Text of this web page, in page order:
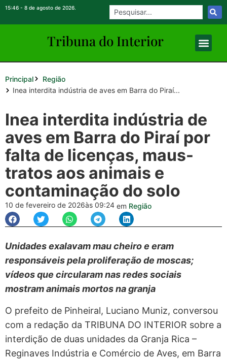
15:46 - 8 de agosto de 2026.
Tribuna do Interior
Principal
Região
Inea interdita indústria de aves em Barra do Piraí...
Inea interdita indústria de
aves em Barra do Piraí por
falta de licenças, maus-
tratos aos animais e
contaminação do solo
10 de fevereiro de 2026às 09:24 em Região
Unidades exalavam mau cheiro e eram
responsáveis pela proliferação de moscas;
vídeos que circularam nas redes sociais
mostram animais mortos na granja
O prefeito de Pinheiral, Luciano Muniz, conversou
com a redação da TRIBUNA DO INTERIOR sobre a
interdição de duas unidades da Granja Rica –
Reginaves Indústria e Comércio de Aves, em Barra